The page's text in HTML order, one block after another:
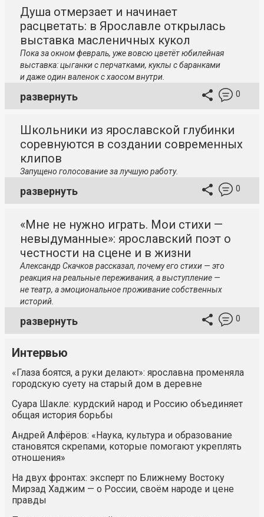
Душа отмерзает и начинает
расцветать: в Ярославле открылась
выставка масленичных кукол
Пока за окном февраль, уже вовсю цветёт юбилейная
выставка: цыганки с перчатками, куклы с баранками
и даже один валенок с хаосом внутри.
развернуть 0
Школьники из ярославской глубинки
соревнуются в создании современных
клипов
Запущено голосование за лучшую работу.
развернуть 0
«Мне не нужно играть. Мои стихи —
невыдуманные»: ярославский поэт о
честности на сцене и в жизни
Александр Скачков рассказал, почему его стихи — это
реакция на реальные переживания, а выступление —
не театр, а эмоциональное проживание собственных
историй.
развернуть 0
Интервью
«Глаза боятся, а руки делают»: ярославна променяла
городскую суету на старый дом в деревне
Суара Шакле: курдский народ и Россию объединяет
общая история борьбы
Андрей Алфёров: «Наука, культура и образование
становятся скрепами, которые помогают укреплять
отношения»
На двух фронтах: эксперт по Ближнему Востоку
Мирзад Хаджим — о России, своём народе и цене
правды